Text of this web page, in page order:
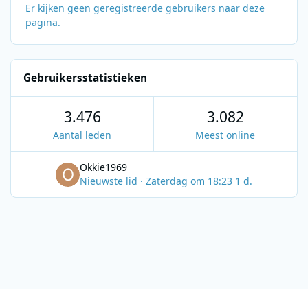
Er kijken geen geregistreerde gebruikers naar deze
pagina.
Gebruikersstatistieken
3.476
Aantal leden
3.082
Meest online
Okkie1969
Nieuwste lid · Zaterdag om 18:23 1 d.